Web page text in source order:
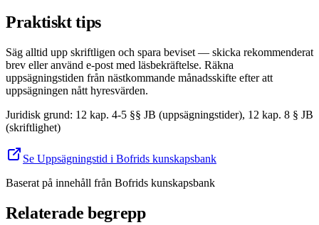
Praktiskt tips
Säg alltid upp skriftligen och spara beviset — skicka rekommenderat
brev eller använd e-post med läsbekräftelse. Räkna
uppsägningstiden från nästkommande månadsskifte efter att
uppsägningen nått hyresvärden.
Juridisk grund: 12 kap. 4-5 §§ JB (uppsägningstider), 12 kap. 8 § JB
(skriftlighet)
Se Uppsägningstid i Bofrids kunskapsbank
Baserat på innehåll från Bofrids kunskapsbank
Relaterade begrepp